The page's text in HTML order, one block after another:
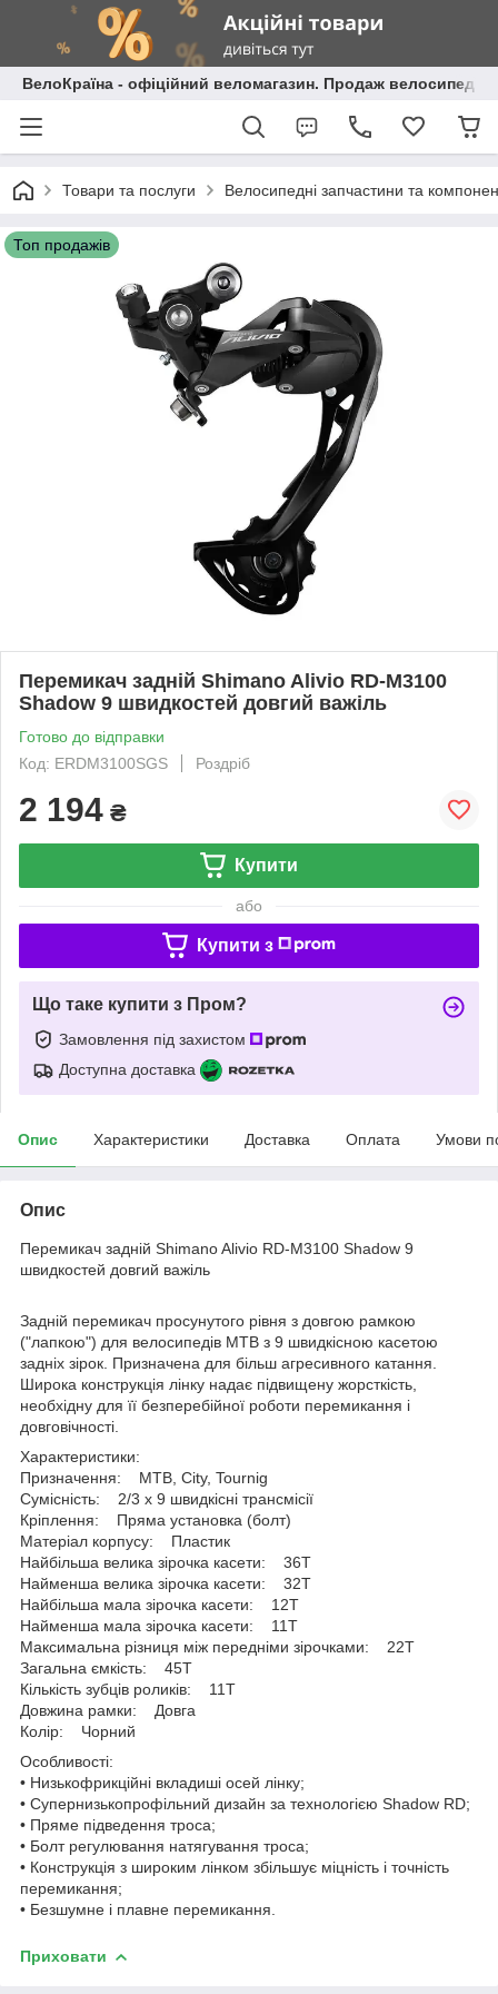
ВелоКраїна - офіційний веломагазин. Продаж велосипедів
Товари та послуги Велосипедні запчастини та
Топ продажів
Перемикач задній Shimano Alivio RD-M3100
Shadow 9 швидкостей довгий важіль
Готово до відправки
Код: ERDM3100SGS
Роздріб
2 194 ₴
Купити
або
Купити з
Що таке купити з Пром?
Замовлення під захистом
Доступна доставка
Опис Характеристики Доставка Оплата Умови
Опис
Перемикач задній Shimano Alivio RD-M3100 Shadow 9
швидкостей довгий важіль
Задній перемикач просунутого рівня з довгою рамкою
("лапкою") для велосипедів MTB з 9 швидкісною касетою
задніх зірок. Призначена для більш агресивного катання.
Широка конструкція лінку надає підвищену жорсткість,
необхідну для її безперебійної роботи перемикання і
довговічності.
Характеристики:
Призначення: MTB, City, Tournig
Сумісність: 2/3 х 9 швидкісні трансмісії
Кріплення: Пряма установка (болт)
Матеріал корпусу: Пластик
Найбільша велика зірочка касети: 36T
Найменша велика зірочка касети: 32T
Найбільша мала зірочка касети: 12T
Найменша мала зірочка касети: 11T
Максимальна різниця між передніми зірочками: 22T
Загальна ємкість: 45T
Кількість зубців роликів: 11T
Довжина рамки: Довга
Колір: Чорний
Особливості:
• Низькофрикційні вкладиші осей лінку;
• Супернизькопрофільний дизайн за технологією Shadow RD;
• Пряме підведення троса;
• Болт регулювання натягування троса;
• Конструкція з широким лінком збільшує міцність і точність
перемикання;
• Безшумне і плавне перемикання.
Приховати